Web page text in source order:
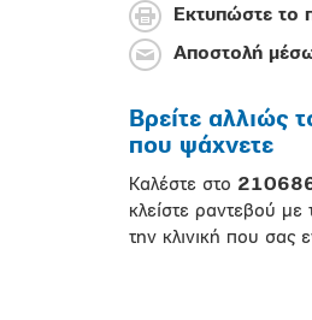
Εκτυπώστε το
Αποστολή
Βρείτε αλλιώς
που ψάχνετε
Καλέστε στο
κλείστε ραντεβού με
την κλινική που σας